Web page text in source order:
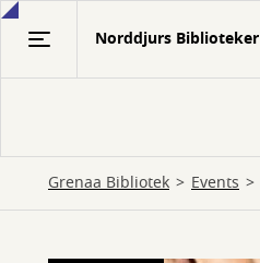
Gå
Norddjurs Biblioteker
Grenaa Bibliotek Events